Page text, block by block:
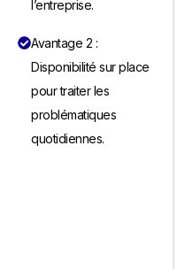
l’entreprise.
Avantage 2 :
Disponibilité sur place
pour traiter les
problématiques
quotidiennes.